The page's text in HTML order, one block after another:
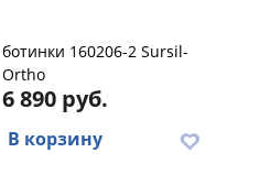
ботинки 160206-2 Sursil-
Ortho
6 890 руб.
В корзину